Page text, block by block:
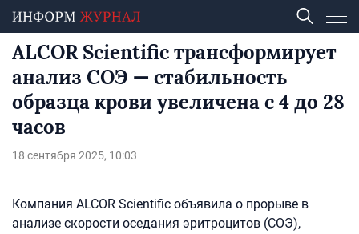
ALCOR Scientific трансформирует
анализ СОЭ — стабильность
образца крови увеличена с 4 до 28
часов
18 сентября 2025, 10:03
Компания ALCOR Scientific объявила о прорыве в
анализе скорости оседания эритроцитов (СОЭ),